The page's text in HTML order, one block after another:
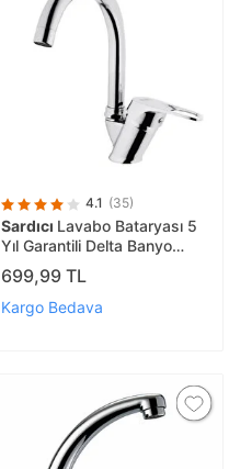
4.1 (35)
Sardıcı Lavabo Bataryası 5
Yıl Garantili Delta Banyo
Lavabo Bataryası
699,99 TL
Kargo Bedava